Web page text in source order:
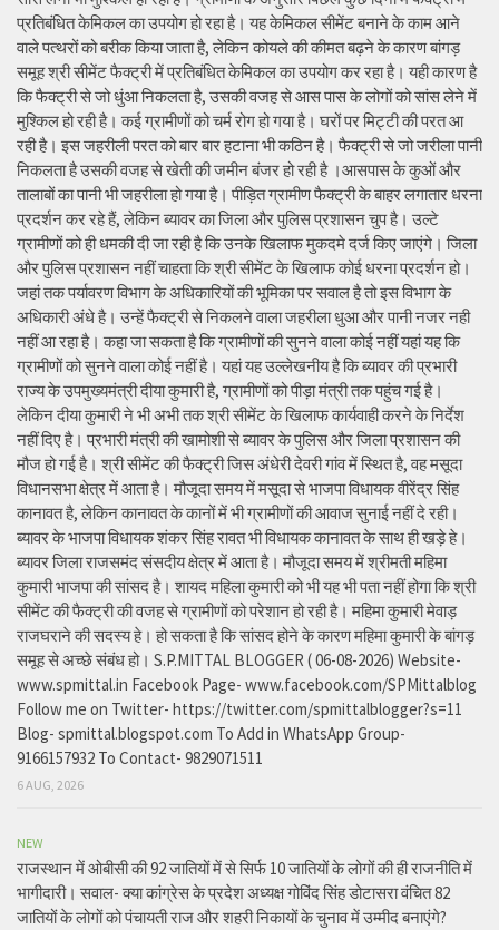
प्रतिबंधित केमिकल का उपयोग हो रहा है। यह केमिकल सीमेंट बनाने के काम आने
वाले पत्थरों को बरीक किया जाता है, लेकिन कोयले की कीमत बढ़ने के कारण बांगड़
समूह श्री सीमेंट फैक्ट्री में प्रतिबंधित केमिकल का उपयोग कर रहा है। यही कारण है
कि फैक्ट्री से जो धुंआ निकलता है, उसकी वजह से आस पास के लोगों को सांस लेने में
मुश्किल हो रही है। कई ग्रामीणों को चर्म रोग हो गया है। घरों पर मिट्टी की परत आ
रही है। इस जहरीली परत को बार बार हटाना भी कठिन है। फैक्ट्री से जो जरीला पानी
निकलता है उसकी वजह से खेती की जमीन बंजर हो रही है ।आसपास के कुओं और
तालाबों का पानी भी जहरीला हो गया है। पीड़ित ग्रामीण फैक्ट्री के बाहर लगातार धरना
प्रदर्शन कर रहे हैं, लेकिन ब्यावर का जिला और पुलिस प्रशासन चुप है। उल्टे
ग्रामीणों को ही धमकी दी जा रही है कि उनके खिलाफ मुकदमे दर्ज किए जाएंगे। जिला
और पुलिस प्रशासन नहीं चाहता कि श्री सीमेंट के खिलाफ कोई धरना प्रदर्शन हो।
जहां तक पर्यावरण विभाग के अधिकारियों की भूमिका पर सवाल है तो इस विभाग के
अधिकारी अंधे है। उन्हें फैक्ट्री से निकलने वाला जहरीला धुआ और पानी नजर नही
नहीं आ रहा है। कहा जा सकता है कि ग्रामीणों की सुनने वाला कोई नहीं यहां यह कि
ग्रामीणों को सुनने वाला कोई नहीं है। यहां यह उल्लेखनीय है कि ब्यावर की प्रभारी
राज्य के उपमुख्यमंत्री दीया कुमारी है, ग्रामीणों को पीड़ा मंत्री तक पहुंच गई है।
लेकिन दीया कुमारी ने भी अभी तक श्री सीमेंट के खिलाफ कार्यवाही करने के निर्देश
नहीं दिए है। प्रभारी मंत्री की खामोशी से ब्यावर के पुलिस और जिला प्रशासन की
मौज हो गई है। श्री सीमेंट की फैक्ट्री जिस अंधेरी देवरी गांव में स्थित है, वह मसूदा
विधानसभा क्षेत्र में आता है। मौजूदा समय में मसूदा से भाजपा विधायक वीरेंद्र सिंह
कानावत है, लेकिन कानावत के कानों में भी ग्रामीणों की आवाज सुनाई नहीं दे रही।
ब्यावर के भाजपा विधायक शंकर सिंह रावत भी विधायक कानावत के साथ ही खड़े हे।
ब्यावर जिला राजसमंद संसदीय क्षेत्र में आता है। मौजूदा समय में श्रीमती महिमा
कुमारी भाजपा की सांसद है। शायद महिला कुमारी को भी यह भी पता नहीं होगा कि श्री
सीमेंट की फैक्ट्री की वजह से ग्रामीणों को परेशान हो रही है। महिमा कुमारी मेवाड़
राजघराने की सदस्य हे। हो सकता है कि सांसद होने के कारण महिमा कुमारी के बांगड़
समूह से अच्छे संबंध हो। S.P.MITTAL BLOGGER ( 06-08-2026) Website-
www.spmittal.in Facebook Page- www.facebook.com/SPMittalblog
Follow me on Twitter- https://twitter.com/spmittalblogger?s=11
Blog- spmittal.blogspot.com To Add in WhatsApp Group-
9166157932 To Contact- 9829071511
6 AUG, 2026
NEW
राजस्थान में ओबीसी की 92 जातियों में से सिर्फ 10 जातियों के लोगों की ही राजनीति में
भागीदारी। सवाल- क्या कांग्रेस के प्रदेश अध्यक्ष गोविंद सिंह डोटासरा वंचित 82
जातियों के लोगों को पंचायती राज और शहरी निकायों के चुनाव में उम्मीद बनाएंगे?